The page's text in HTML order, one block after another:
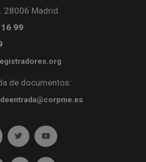
28006 Madrid
99
de documentos:
facebook (abre en ventana nueva)
Ir a twitter (abre en ventana nueva)
Ir a YouTube (abre en